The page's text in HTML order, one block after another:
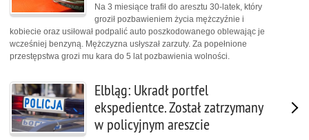
Na 3 miesiące trafił do aresztu 30-latek, który
groził pozbawieniem życia mężczyźnie i
kobiecie oraz usiłował podpalić auto poszkodowanego oblewając je
wcześniej benzyną. Mężczyzna usłyszał zarzuty. Za popełnione
przestępstwa grozi mu kara do 5 lat pozbawienia wolności.
Elbląg: Ukradł portfel
ekspedientce. Został zatrzymany
w policyjnym areszcie